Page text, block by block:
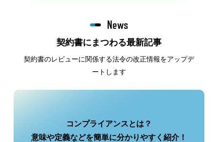
契約書にまつわる最新記事
News
契約書のレビューに関係する法令の改正情報をアップデ
ートします
コンプライアンスとは？
意味や定義などを簡単に分かりやすく紹介！